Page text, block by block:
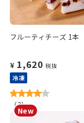
フルーティチーズ 1本
¥ 1,620 税抜
冷凍
（3）